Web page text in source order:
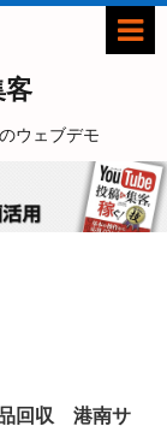
ウェブデモ
回収 港南サ